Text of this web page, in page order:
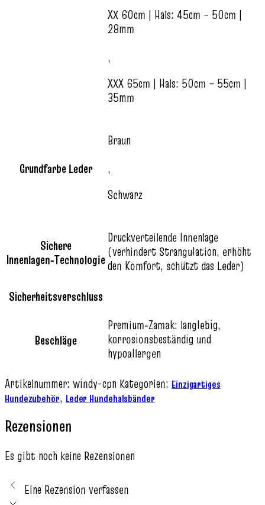
XX 60cm | Hals: 45cm – 50cm |
28mm
,
XXX 65cm | Hals: 50cm – 55cm |
35mm
Grundfarbe Leder
Braun
,
Schwarz
Sichere
Innenlagen‑Technologie
Druckverteilende Innenlage
(verhindert Strangulation, erhöht
den Komfort, schützt das Leder)
Sicherheitsverschluss
Beschläge
Premium‑Zamak: langlebig,
korrosionsbeständig und
hypoallergen
Artikelnummer: windy-cpn Kategorien: Einzigartiges
Hundezubehör, Leder Hundehalsbänder
Rezensionen
Es gibt noch keine Rezensionen
Eine Rezension verfassen